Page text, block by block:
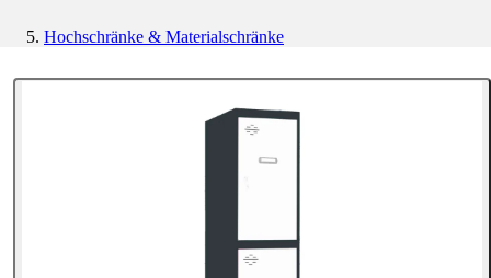
Hochschränke & Materialschränke